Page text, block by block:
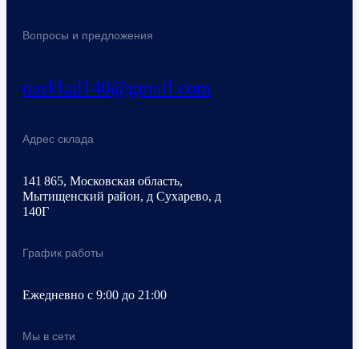
Вопросы и предложения
nasklad140@gmail.com
Адрес склада
141 865, Московская область,
Мытищенский район, д Сухарево, д
140Г
График работы
Ежедневно с 9:00 до 21:00
Мы в сети